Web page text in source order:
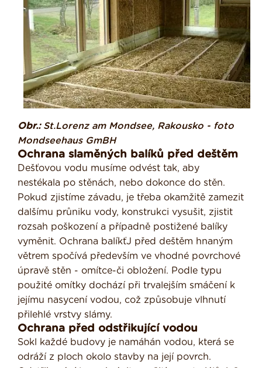
Obr.:St.Lorenz am Mondsee, Rakousko - foto
Mondseehaus GmBH
Ochrana slaměných balíků před deštěm
Dešťovou vodu musíme odvést tak, aby
nestékala po stěnách, nebo dokonce do stěn.
Pokud zjistíme závadu, je třeba okamžitě zamezit
dalšímu průniku vody, konstrukci vysušit, zjistit
rozsah poško­zení a případně postižené balíky
vyměnit. Ochrana balíkťJ před deštěm hnaným
větrem spočívá především ve vhodné povr­chové
úpravě stěn - omítce-či obložení. Podle typu
použité omítky dochází při trva­lejším smáčení k
jejímu nasycení vodou, což způsobuje vlhnutí
přilehlé vrstvy slámy.
Ochrana před odstřikující vodou
Sokl každé budovy je namáhán vodou, která se
odráží z ploch okolo stavby na její povrch.